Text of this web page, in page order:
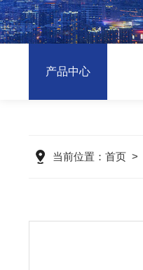
产品中心
当前位置： 首页>